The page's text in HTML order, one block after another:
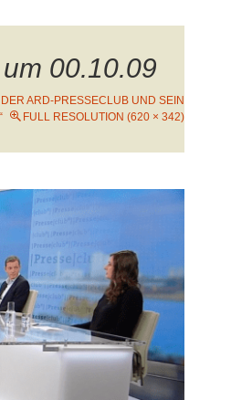
00.10.09
ARD-PRESSECLUB UND SEIN
FULL RESOLUTION (620 × 342)